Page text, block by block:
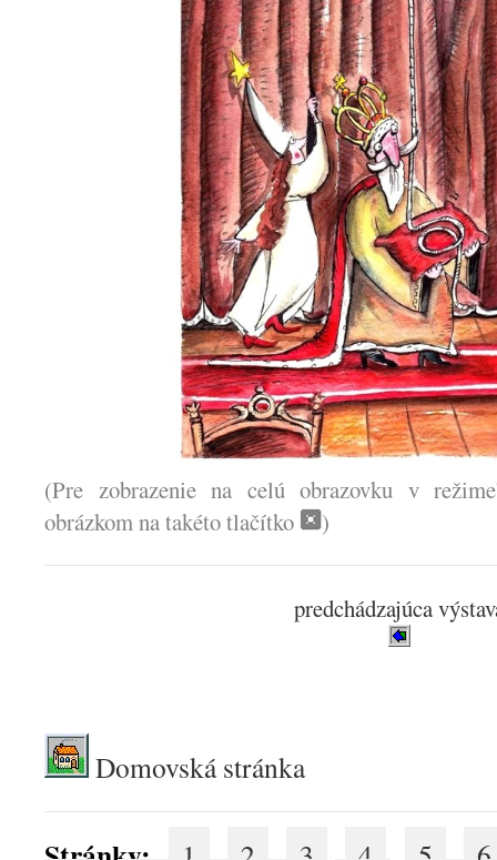
(Pre zobrazenie na celú obrazovku v
obrázkom na takéto tlačítko
)
predchádzajúca
Domovská stránka